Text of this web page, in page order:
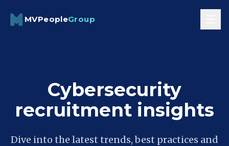
MVPeopleGroup
Cybersecurity
recruitment insights
Dive into the latest trends, best practices and